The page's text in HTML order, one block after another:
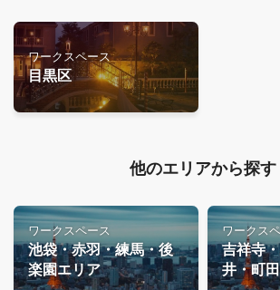
ワークスペース
目黒区
他のエリアから探す
ワークスペース
池袋・赤羽・練馬・後
楽園エリア
ワークス
吉祥寺
井・町